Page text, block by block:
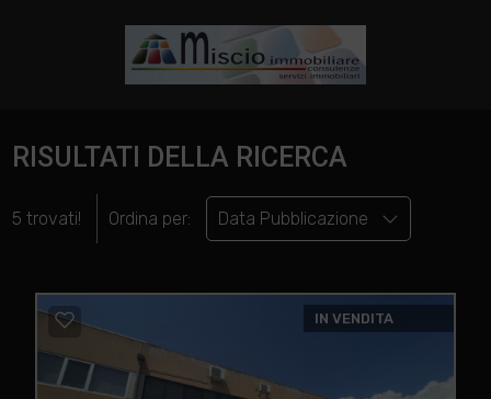
RISULTATI DELLA RICERCA
5 trovati! Ordina per: Data Pubblicazione
IN VENDITA